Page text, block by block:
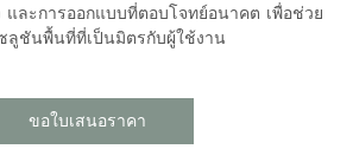
และการออกแบบที่ตอบโจทย์อนาคต เพื่อช่วย
ลูชันพื้นที่ที่เป็นมิตรกับผู้ใช้งาน
ขอใบเสนอราคา